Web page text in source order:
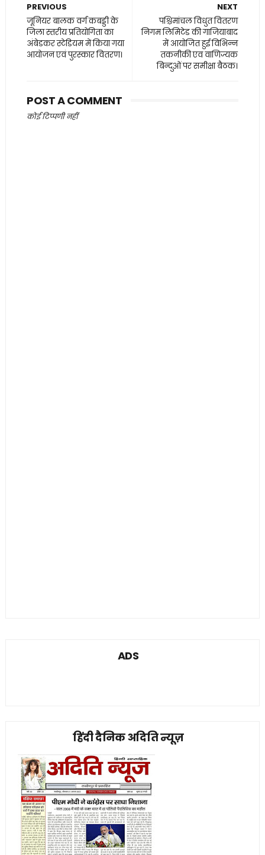
NEXT
पश्चिमांचल विधुत वितरण
निगम लिमिटेड की गाजियाबाद
में आयोजित हुई विभिन्न
तकनीकी एव वाणिज्यक
बिन्दुओं पर समीक्षा बैठक।
PREVIOUS
जूनियर बालक वर्ग कबड्डी के
जिला स्तरीय प्रतियोगिता का
अंबेडकर स्टेडियम में किया गया
आयोजन एवं पुरस्कार वितरण।
POST A COMMENT
कोई टिप्पणी नहीं
ADS
हिंदी दैनिक अदिति न्यूज़